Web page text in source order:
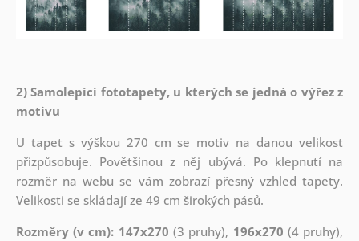
2) Samolepící fototapety, u kterých se jedná o výřez z
motivu
U tapet s výškou 270 cm se motiv na danou velikost
přizpůsobuje. Povětšinou z něj ubývá. Po klepnutí na
rozměr na webu se vám zobrazí přesný vzhled tapety.
Velikosti se skládají ze 49 cm širokých pásů.
Rozměry (v cm): 147x270 (3 pruhy), 196x270 (4 pruhy),